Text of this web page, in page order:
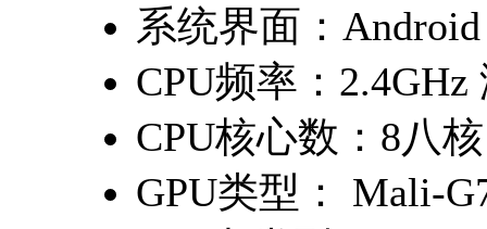
系统界面：
CPU频率： 2.4GHz
CPU核心数： 8八核
GPU类型：
Mali-